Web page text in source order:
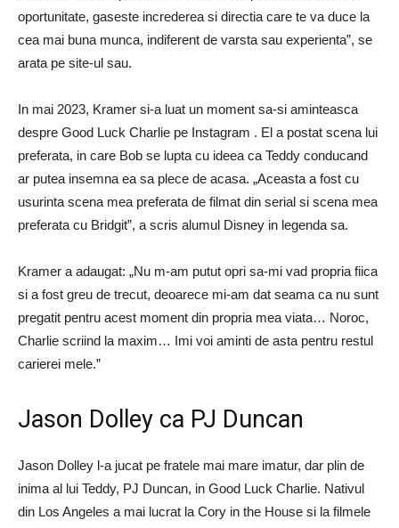
oportunitate, gaseste increderea si directia care te va duce la
cea mai buna munca, indiferent de varsta sau experienta”, se
arata pe site-ul sau.
In mai 2023, Kramer si-a luat un moment sa-si aminteasca
despre Good Luck Charlie pe Instagram . El a postat scena lui
preferata, in care Bob se lupta cu ideea ca Teddy conducand
ar putea insemna ea sa plece de acasa. „Aceasta a fost cu
usurinta scena mea preferata de filmat din serial si scena mea
preferata cu Bridgit”, a scris alumul Disney in legenda sa.
Kramer a adaugat: „Nu m-am putut opri sa-mi vad propria fiica
si a fost greu de trecut, deoarece mi-am dat seama ca nu sunt
pregatit pentru acest moment din propria mea viata… Noroc,
Charlie scriind la maxim… Imi voi aminti de asta pentru restul
carierei mele.”
Jason Dolley ca PJ Duncan
Jason Dolley l-a jucat pe fratele mai mare imatur, dar plin de
inima al lui Teddy, PJ Duncan, in Good Luck Charlie. Nativul
din Los Angeles a mai lucrat la Cory in the House si la filmele